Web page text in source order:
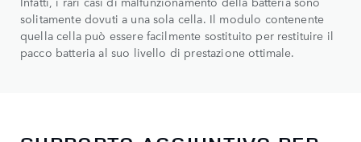
solitamente dovuti a una sola cella. Il modulo contenente
quella cella può essere facilmente sostituito per restituire il
pacco batteria al suo livello di prestazione ottimale.